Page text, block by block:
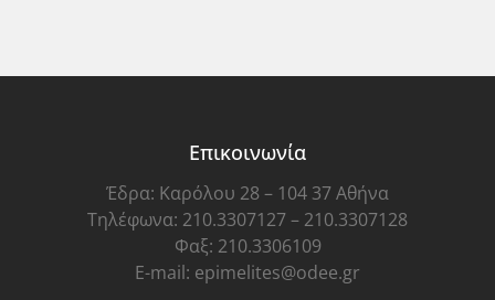
Επικοινωνία
Έδρα: Καρόλου 28 – 104 37 Αθήνα
Τηλέφωνα: 210.3307127 – 210.3307128
Φαξ: 210.3306109
E-mail: epimelites@odee.gr